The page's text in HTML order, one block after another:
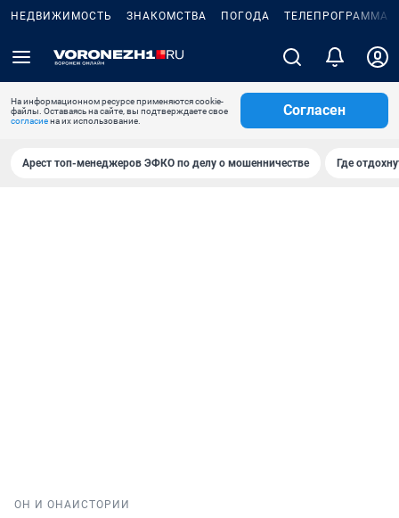
НЕДВИЖИМОСТЬ ЗНАКОМСТВА ПОГОДА ТЕЛЕПРОГРАММА
На информационном ресурсе применяются cookie-
файлы. Оставаясь на сайте, вы подтверждаете свое
согласиена их использование.
Согласен
Арест топ-менеджеров ЭФКО по делу о мошенничестве Где
ОН И ОНА ИСТОРИИ